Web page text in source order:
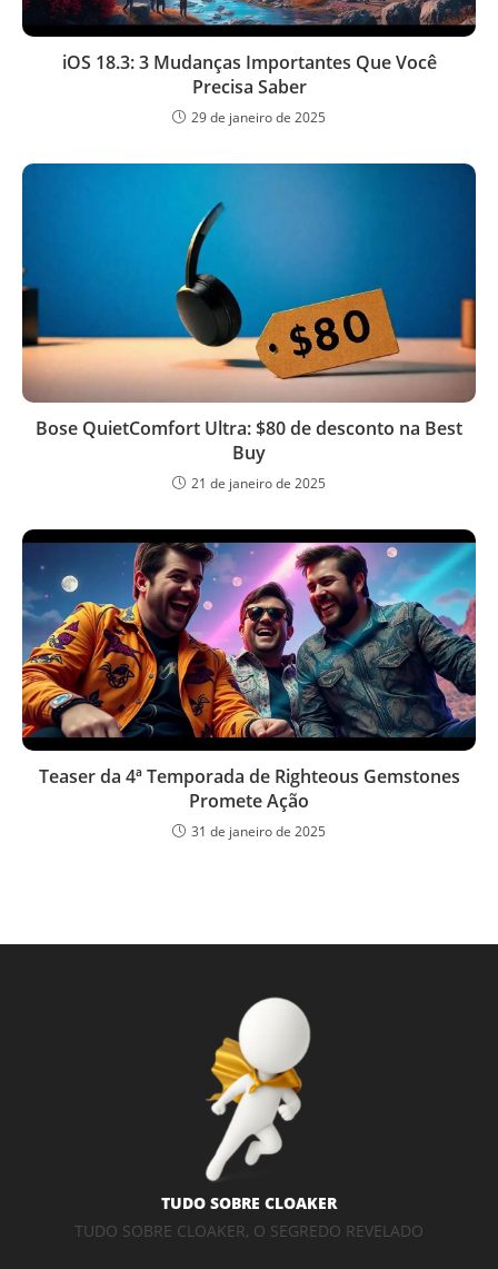
iOS 18.3: 3 Mudanças Importantes Que Você
Precisa Saber
29 de janeiro de 2025
Bose QuietComfort Ultra: $80 de desconto na Best
Buy
21 de janeiro de 2025
Teaser da 4ª Temporada de Righteous Gemstones
Promete Ação
31 de janeiro de 2025
TUDO SOBRE CLOAKER
TUDO SOBRE CLOAKER, O SEGREDO REVELADO